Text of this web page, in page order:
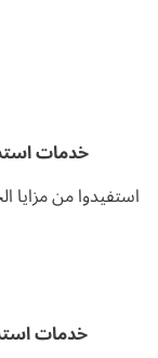
خدمات
استفيدوا من مزايا
خدمات